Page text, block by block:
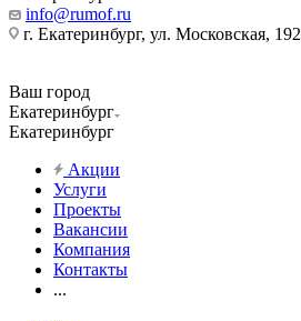
info@rumof.ru
г. Екатеринбург, ул. Московская, 192
Ваш город
Екатеринбург
Екатеринбург
Акции
Услуги
Проекты
Вакансии
Компания
Контакты
...